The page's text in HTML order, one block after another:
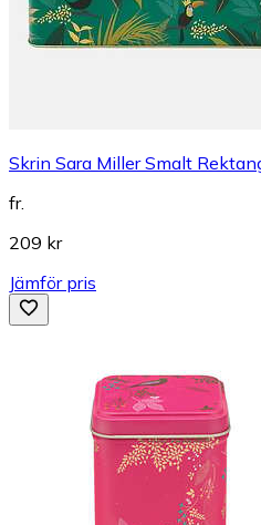
Skrin Sara Miller Smalt
fr.
209 kr
Jämför pris